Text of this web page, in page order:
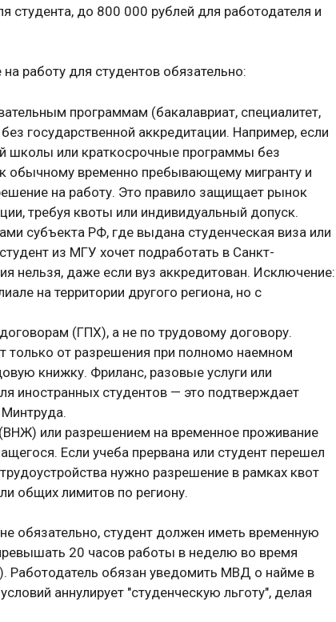
студента, до 800 000 рублей для работодателя и
работу для студентов обязательно:
программам (бакалавриат, специалитет,
государственной аккредитации. Например, если
школы или краткосрочные программы без
к обычному временно пребывающему мигранту и
на работу. Это правило защищает рынок
требуя квоты или индивидуальный допуск.
субъекта РФ, где выдана студенческая виза или
из МГУ хочет подработать в Санкт-
нельзя, даже если вуз аккредитован. Исключение:
на территории другого региона, но с
(ГПХ), а не по трудовому договору.
только от разрешения при полномо наемном
книжку. Фриланс, разовые услуги или
иностранных студентов — это подтверждает
или разрешением на временное проживание
Если учеба прервана или студент перешел
нужно разрешение в рамках квот
общих лимитов по региону.
обязательно, студент должен иметь временную
20 часов работы в неделю во время
Работодатель обязан уведомить МВД о найме в
аннулирует "студенческую льготу", делая